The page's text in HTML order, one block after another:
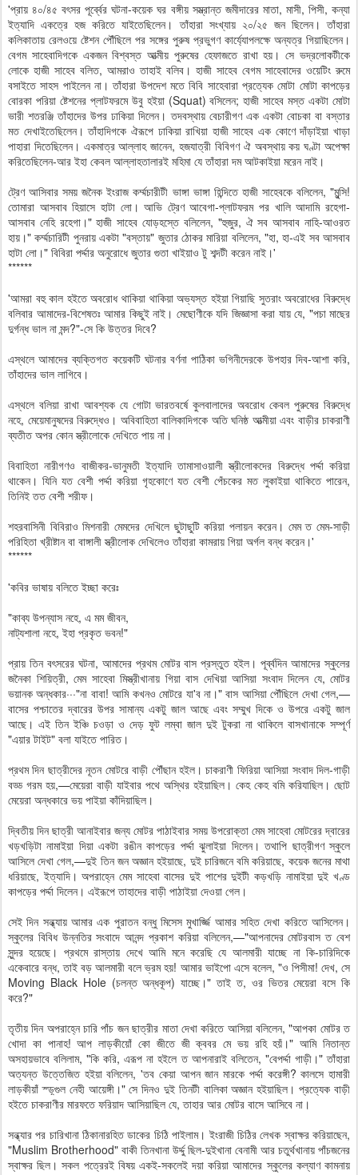
'প্রায় ৪০/৪৫ বৎসর পূর্ব্বের ঘটনা-কয়েক ঘর বঙ্গীয় সম্ভ্রান্ত জমীদারের মাতা, মাসী, পিসী, কন্যা
ইত্যাদি একত্রে হজ করিতে যাইতেছিলেন। তাঁহারা সংখ্যায় ২০/২৫ জন ছিলেন। তাঁহারা
কলিকাতায় রেলওয়ে ষ্টেশন পৌঁছিলে পর সঙ্গের পুরুষ প্রভুগণ কার্য্যোপলক্ষে অন্যত্র গিয়াছিলেন।
বেগম সাহেবাদিগকে একজন বিশ্বস্ত আত্মীয় পুরুষের হেফাজতে রাখা হয়। সে ভদ্রলোকটীকে
লোকে হাজী সাহেব বলিত, আমরাও তাহাই বলিব। হাজী সাহেব বেগম সাহেবাদের ওয়েটিং রুমে
বসাইতে সাহস পাইলেন না। তাঁহারা উপদেশ মতে বিবি সাহেবারা প্রত্যেক মোটা মোটা কাপড়ের
বোরকা পরিয়া ষ্টেশনের প্লাটফরমে উবু হইয়া (Squat) বসিলেন; হাজী সাহেব মস্ত একটা মোটা
ভারী শতরঞ্জি তাঁহাদের উপর ঢাকিয়া দিলেন। তদবস্থায় বেচারীগণ এক একটা বোচকা বা বস্তার
মত দেখাইতেছিলেন। তাঁহাদিগকে ঐরূপে ঢাকিয়া রাখিয়া হাজী সাহেব এক কোণে দাঁড়াইয়া খাড়া
পাহারা দিতেছিলেন। একমাত্র আল্লাহ জানেন, হজযাত্রী বিবিগণ ঐ অবস্থায় কয় ঘণ্টা অপেক্ষা
করিতেছিলেন-আর ইহা কেবল আল্লাহতালারই মহিমা যে তাঁহারা দম আটকাইয়া মরেন নাই।
ট্রেণ আসিবার সময় জনৈক ইংরাজ কর্ম্মচারীটী ভাঙ্গা ভাঙ্গা হিন্দিতে হাজী সাহেবকে বলিলেন, "মুন্সি!
তোমারা আসবাব হিয়াসে হাটা লো। আভি ট্রেণ আবেগা-প্লাটফরম পর খালি আদামি রহেগা-
আসবাব নেহি রহেগা।" হাজী সাহেব যোড়হস্তে বলিলেন, "হুজুর, ঐ সব আসবাব নাহি-আওরত
হায়।" কর্ম্মচারিটী পুনরায় একটা "বস্তায়" জুতার ঠোকর মারিয়া বলিলেন, "হা, হা-এই সব আসবাব
হাটা লো।" বিবিরা পর্দ্দার অনুরোধে জুতার গুতা খাইয়াও টু শব্দটী করেন নাই।'
******
'আমরা বহু কাল হইতে অবরোধ থাকিয়া থাকিয়া অভ্যস্ত হইয়া গিয়াছি সুতরাং অবরোধের বিরুদ্ধে
বলিবার আমাদের-বিশেষতঃ আমার কিছুই নাই। মেছোণীকে যদি জিজ্ঞাসা করা যায় যে, "পচা মাছের
দুর্গন্ধ ভাল না মন্দ?"-সে কি উত্তর দিবে?
এস্থলে আমাদের ব্যক্তিগত কয়েকটি ঘটনার বর্ণনা পাঠিকা ভগিনীদেরকে উপহার দিব-আশা করি,
তাঁহাদের ভাল লাগিবে।
এস্থলে বলিয়া রাখা আবশ্যক যে গোটা ভারতবর্ষে কুলবালাদের অবরোধ কেবল পুরুষের বিরুদ্ধে
নহে, মেয়েমানুষদের বিরুদ্ধেও। অবিবাহিতা বালিকাদিগকে অতি ঘনিষ্ঠ আত্মীয়া এবং বাড়ীর চাকরাণী
ব্যতীত অপর কোন স্ত্রীলোকে দেখিতে পায় না।
বিবাহিতা নারীগণও বাজীকর-ভানুমতী ইত্যাদি তামাসাওয়ালী স্ত্রীলোকদের বিরুদ্ধে পর্দ্দা করিয়া
থাকেন। যিনি যত বেশী পর্দ্দা করিয়া গৃহকোণে যত বেশী পেঁচকের মত লুকাইয়া থাকিতে পারেন,
তিনিই তত বেশী শরীফ।
শহরবাসিনী বিবিরাও মিশনারী মেমদের দেখিলে ছুটাছুটি করিয়া পলায়ন করেন। মেম ত মেম-সাড়ী
পরিহিতা খ্রীষ্টান বা বাঙ্গালী স্ত্রীলোক দেখিলেও তাঁহারা কামরায় গিয়া অর্গল বন্ধ করেন।'
******
'কবির ভাষায় বলিতে ইচ্ছা করেঃ
"কাব্য উপন্যাস নহে, এ মম জীবন,
নাট্যশালা নহে, ইহা প্রকৃত ভবন!"
প্রায় তিন বৎসরের ঘটনা, আমাদের প্রথম মোটর বাস প্রস্তুত হইল। পূর্ব্বদিন আমাদের স্কুলের
জনৈকা শিয়িত্রী, মেম সাহেবা মিস্ত্রীখানায় গিয়া বাস দেখিয়া আসিয়া সংবাদ দিলেন যে, মোটর
ভয়ানক অন্ধকার···"না বাবা! আমি কখনও মোটরে যা'ব না।" বাস আসিয়া পৌঁছিলে দেখা গেল,—
বাসের পশ্চাতের দ্বারের উপর সামান্য একটু জাল আছে এবং সম্মুখ দিকে ও উপরে একটু জাল
আছে। এই তিন ইঞ্চি চওড়া ও দেড় ফুট লম্বা জাল দুই টুকরা না থাকিলে বাসখানাকে সম্পূর্ণ
"এয়ার টাইট" বলা যাইতে পারিত।
প্রথম দিন ছাত্রীদের নূতন মোটরে বাড়ী পৌঁছান হইল। চাকরাণী ফিরিয়া আসিয়া সংবাদ দিল-গাড়ী
বড্ড গরম হয়,—মেয়েরা বাড়ী যাইবার পথে অস্থির হইয়াছিল। কেহ কেহ বমি করিযাছিল। ছোট
মেয়েরা অন্ধকারে ভয় পাইয়া কাঁদিয়াছিল।
দ্বিতীয় দিন ছাত্রী আনাইবার জন্য মোটর পাঠাইবার সময় উপরোক্তা মেম সাহেবা মোটরের দ্বারের
খড়খড়িটা নামাইয়া দিয়া একটা রঙীন কাপড়ের পর্দ্দা ঝুলাইয়া দিলেন। তথাপি ছাত্রীগণ স্কুলে
আসিলে দেখা গেল,—দুই তিন জন অজ্ঞান হইয়াছে, দুই চারিজনে বমি করিয়াছে, কয়েক জনের মাথা
ধরিয়াছে, ইত্যাদি। অপরাহ্নে মেম সাহেবা বাসের দুই পাশের দুইটী কড়খড়ি নামাইয়া দুই খণ্ড
কাপড়ের পর্দ্দা দিলেন। এইরূপে তাহাদের বাড়ী পাঠাইয়া দেওয়া গেল।
সেই দিন সন্ধ্যায় আমার এক পুরাতন বন্ধু মিসেস মুখার্জ্জি আমার সহিত দেখা করিতে আসিলেন।
স্কুলের বিবিধ উন্নতির সংবাদে আনন্দ প্রকাশ করিয়া বলিলেন,—"আপনাদের মোটরবাস ত বেশ
সুন্দর হয়েছে। প্রথমে রাস্তায় দেখে আমি মনে করেছি যে আলমারী যাচ্ছে না কি-চারিদিকে
একেবারে বন্ধ, তাই বড় আলমারী বলে ভ্রম হয়! আমার ভাইপো এসে বলেল, "ও পিসীমা! দেখ, সে
Moving Black Hole (চলন্ত অন্ধকূপ) যাচ্ছে।" তাই ত, ওর ভিতর মেয়েরা বসে কি
করে?"
তৃতীয় দিন অপরাহ্নে চারি পাঁচ জন ছাত্রীর মাতা দেখা করিতে আসিয়া বলিলেন, "আপকা মোটর ত
খোদা কা পানাহ! আপ লাড়কীয়োঁ কো জীতে জী ক্ববর মে ভয় রহি হয়ঁ।" আমি নিতান্ত
অসহায়ভাবে বলিলাম, "কি করি, এরূপ না হইলে ত আপনারাই বলিতেন, "বেপর্দ্দা গাড়ী।" তাঁহারা
অত্যন্ত উত্তেজিত হইয়া বলিলেন, 'তব কেয়া আপন জান মারকে পর্দ্দা করেঙ্গী? কালসে হামারী
লাড়কীয়াঁ স্ড়্গুল নেহী আয়েঙ্গী।" সে দিনও দুই তিনটী বালিকা অজ্ঞান হইয়াছিল। প্রত্যেক বাড়ী
হইতে চাকরাণীর মারফতে ফরিয়াদ আসিয়াছিল যে, তাহার আর মোটর বাসে আসিবে না।
সন্ধ্যার পর চারিখানা ঠিকানারহিত ডাকের চিঠি পাইলাম। ইংরাজী চিঠির লেখক স্বাক্ষর করিয়াছেন,
"Muslim Brotherhood" বাকী তিনখানা উর্দ্দু ছিল-দুইখানা বেনামী আর চতুর্থখানায় পাঁচজনের
স্বাক্ষর ছিল। সকল পত্রেরই বিষয় একই-সকলেই দয়া করিয়া আমাদের স্কুলের কল্যাণ কামনায়